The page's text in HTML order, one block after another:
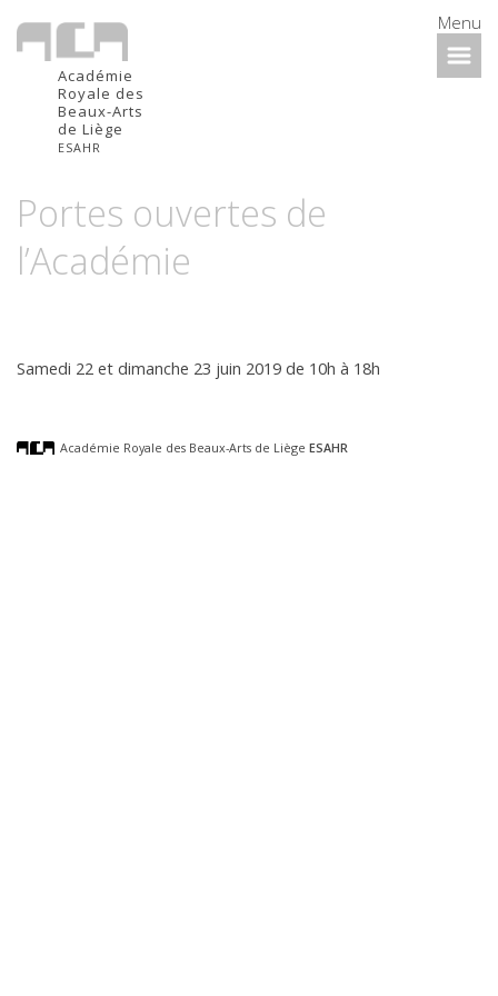
Menu
Académie
Royale des
Beaux-Arts
de Liège
ESAHR
Portes ouvertes de
l’Académie
Samedi 22 et dimanche 23 juin 2019 de 10h à 18h
Académie Royale des Beaux-Arts de Liège ESAHR